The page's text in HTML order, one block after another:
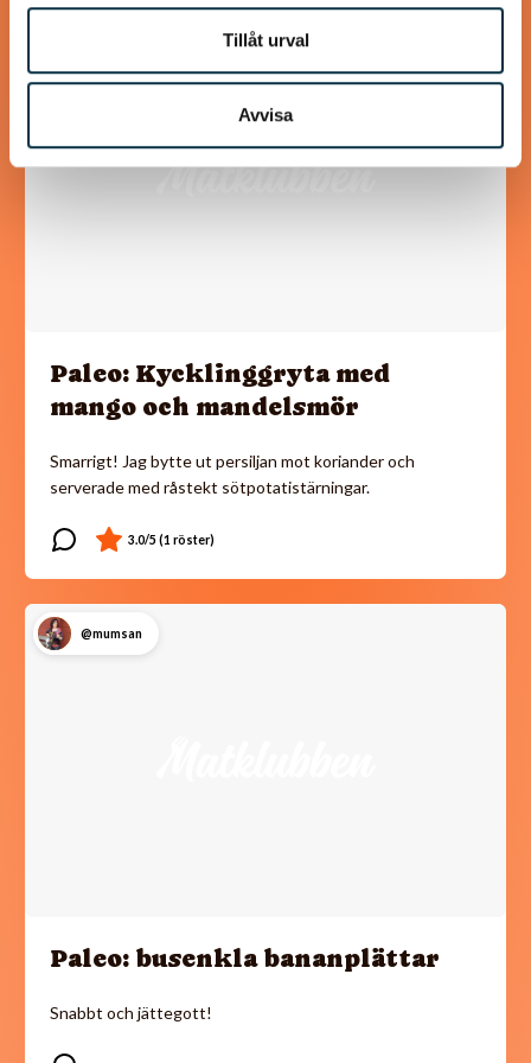
Tillåt urval
Avvisa
Paleo: Kycklinggryta med
mango och mandelsmör
Smarrigt! Jag bytte ut persiljan mot koriander och
serverade med råstekt sötpotatistärningar.
@mumsan
Paleo: busenkla bananplättar
Snabbt och jättegott!